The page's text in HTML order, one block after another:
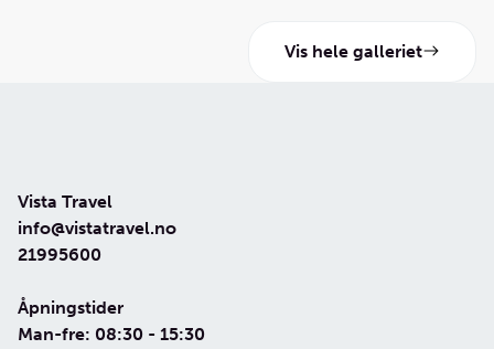
Vis hele galleriet
Vista Travel
info@vistatravel.no
21995600
Åpningstider
Man-fre: 08:30 - 15:30